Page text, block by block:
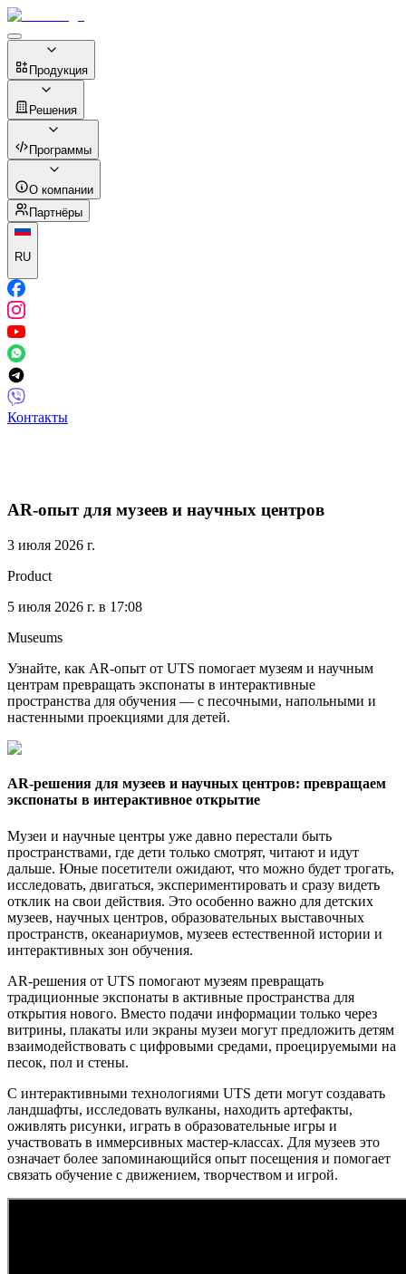
Продукция
Решения
Программы
О компании
Партнёры
RU
Контакты
AR-опыт для музеев и научных центров
3 июля 2026 г.
Product
5 июля 2026 г. в 17:08
Museums
Узнайте, как AR-опыт от UTS помогает музеям и научным
центрам превращать экспонаты в интерактивные
пространства для обучения — с песочными, напольными и
настенными проекциями для детей.
AR-решения для музеев и научных центров: превращаем
экспонаты в интерактивное открытие
Музеи и научные центры уже давно перестали быть
пространствами, где дети только смотрят, читают и идут
дальше. Юные посетители ожидают, что можно будет трогать,
исследовать, двигаться, экспериментировать и сразу видеть
отклик на свои действия. Это особенно важно для детских
музеев, научных центров, образовательных выставочных
пространств, океанариумов, музеев естественной истории и
интерактивных зон обучения.
AR-решения от UTS помогают музеям превращать
традиционные экспонаты в активные пространства для
открытия нового. Вместо подачи информации только через
витрины, плакаты или экраны музеи могут предложить детям
взаимодействовать с цифровыми средами, проецируемыми на
песок, пол и стены.
С интерактивными технологиями UTS дети могут создавать
ландшафты, исследовать вулканы, находить артефакты,
оживлять рисунки, играть в образовательные игры и
участвовать в иммерсивных мастер-классах. Для музеев это
означает более запоминающийся опыт посещения и помогает
связать обучение с движением, творчеством и игрой.